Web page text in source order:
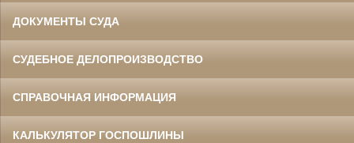
ДОКУМЕНТЫ СУДА
СУДЕБНОЕ ДЕЛОПРОИЗВОДСТВО
СПРАВОЧНАЯ ИНФОРМАЦИЯ
КАЛЬКУЛЯТОР ГОСПОШЛИНЫ